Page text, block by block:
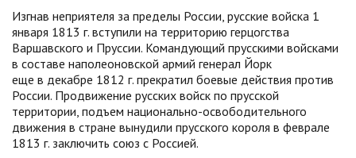
Изгнав неприятеля за пределы России, русские войска 1
января 1813 г. вступили на территорию герцогства
Варшавского и Пруссии. Командующий прусскими войсками
в составе наполеоновской армий генерал Йорк
еще в декабре 1812 г. прекратил боевые действия против
России. Продвижение русских войск по прусской
территории, подъем национально-освободительного
движения в стране вынудили прусского короля в феврале
1813 г. заключить союз с Россией.